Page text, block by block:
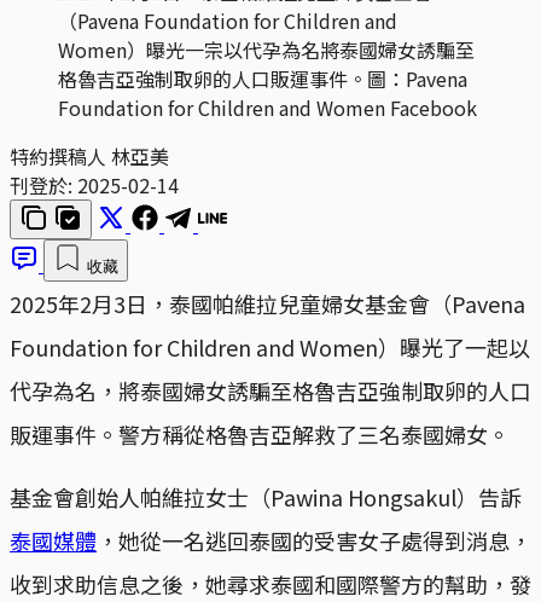
（Pavena Foundation for Children and
Women）曝光一宗以代孕為名將泰國婦女誘騙至
格魯吉亞強制取卵的人口販運事件。圖：Pavena
Foundation for Children and Women Facebook
特約撰稿人 林亞美
刊登於: 2025-02-14
收藏
2025年2月3日，泰國帕維拉兒童婦女基金會（Pavena
Foundation for Children and Women）曝光了一起以
代孕為名，將泰國婦女誘騙至格魯吉亞強制取卵的人口
販運事件。警方稱從格魯吉亞解救了三名泰國婦女。
基金會創始人帕維拉女士（Pawina Hongsakul）告訴
泰國媒體 ，她從一名逃回泰國的受害女子處得到消息，
收到求助信息之後，她尋求泰國和國際警方的幫助，發